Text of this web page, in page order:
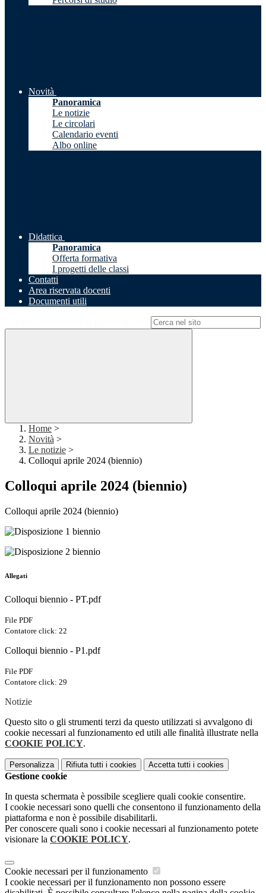
Novità
Panoramica
Le notizie
Le circolari
Calendario eventi
Albo online
Didattica
Panoramica
Offerta formativa
I progetti delle classi
Contatti
Area riservata docenti
Documenti utili
Home >
Novità >
Le notizie >
Colloqui aprile 2024 (biennio)
Colloqui aprile 2024 (biennio)
Colloqui aprile 2024 (biennio)
Allegati
Colloqui biennio - PT.pdf
File PDF
Contatore click: 22
Colloqui biennio - P1.pdf
File PDF
Contatore click: 29
Notizie
Questo sito o gli strumenti terzi da questo utilizzati si avvalgono di
cookie necessari al funzionamento ed utili alle finalità illustrate nella
COOKIE POLICY.
Personalizza Rifiuta tutti i cookies Accetta tutti i cookies
Gestione cookie
In questa schermata è possibile scegliere quali cookie consentire.
I cookie necessari sono quelli che consentono il funzionamento della
piattaforma e non è possibile disabilitarli.
Per conoscere quali sono i cookie necessari al funzionamento potete
visionare la COOKIE POLICY.
Cookie necessari per il funzionamento
I cookie necessari per il funzionamento non possono essere